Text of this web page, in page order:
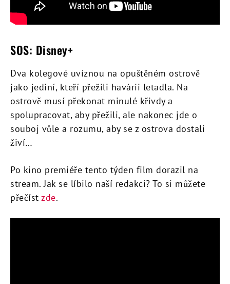
SOS: Disney+
Dva kolegové uvíznou na opuštěném ostrově
jako jediní, kteří přežili havárii letadla. Na
ostrově musí překonat minulé křivdy a
spolupracovat, aby přežili, ale nakonec jde o
souboj vůle a rozumu, aby se z ostrova dostali
živí…
Po kino premiéře tento týden film dorazil na
stream. Jak se líbilo naší redakci? To si můžete
přečíst zde.